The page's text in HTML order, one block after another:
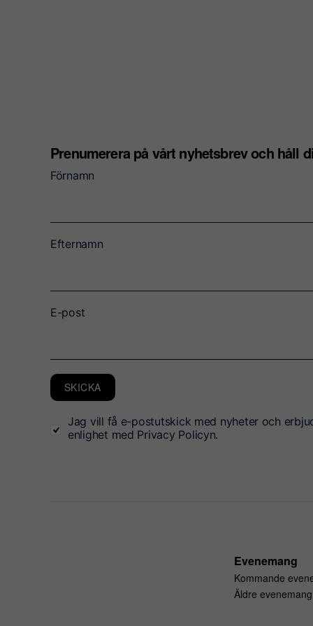
Prenumerera på vårt nyhetsbrev och håll
Förnamn
Efternamn
E-post
SKICKA
Jag vill få e-postutskick med nyheter och
enlighet med Privacy Policyn.
Evenemang
Kommande
Äldre evenemang